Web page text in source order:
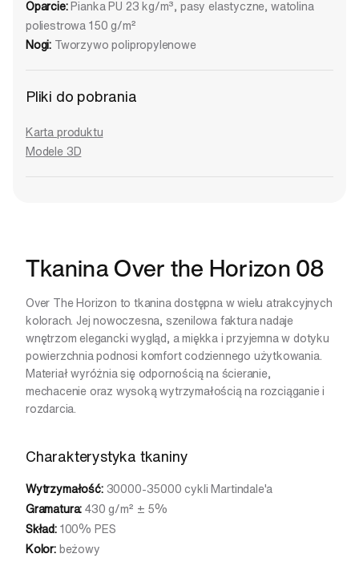
Oparcie: Pianka PU 23 kg/m³, pasy elastyczne, watolina
poliestrowa 150 g/m²
Nogi: Tworzywo polipropylenowe
Pliki do pobrania
Karta produktu
Modele 3D
Tkanina Over the Horizon 08
Over The Horizon to tkanina dostępna w wielu atrakcyjnych
kolorach. Jej nowoczesna, szenilowa faktura nadaje
wnętrzom elegancki wygląd, a miękka i przyjemna w dotyku
powierzchnia podnosi komfort codziennego użytkowania.
Materiał wyróżnia się odpornością na ścieranie,
mechacenie oraz wysoką wytrzymałością na rozciąganie i
rozdarcia.
Charakterystyka tkaniny
Wytrzymałość: 30000-35000 cykli Martindale'a
Gramatura:430 g/m² ± 5%
Skład: 100% PES
Kolor: beżowy